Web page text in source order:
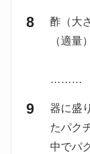
酢（大
（適量
………
器に盛
たパク
中でパ